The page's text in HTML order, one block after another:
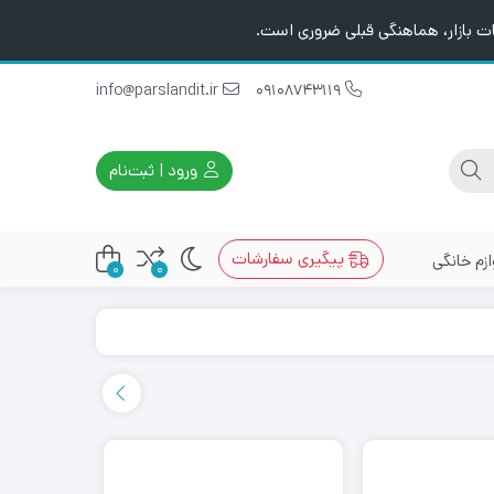
بازار، هماهنگی قبلی ضروری است.
ورود | ثبت‌نام
خانگی پیگیری سفارشات 0
0